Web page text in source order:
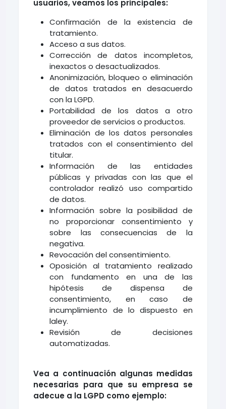
usuarios, veamos los principales:
Confirmación de la existencia de
tratamiento.
Acceso a sus datos.
Corrección de datos incompletos,
inexactos o desactualizados.
Anonimización, bloqueo o eliminación
de datos tratados en desacuerdo
con la LGPD.
Portabilidad de los datos a otro
proveedor de servicios o productos.
Eliminación de los datos personales
tratados con el consentimiento del
titular.
Información de las entidades
públicas y privadas con las que el
controlador realizó uso compartido
de datos.
Información sobre la posibilidad de
no proporcionar consentimiento y
sobre las consecuencias de la
negativa.
Revocación del consentimiento.
Oposición al tratamiento realizado
con fundamento en una de las
hipótesis de dispensa de
consentimiento, en caso de
incumplimiento de lo dispuesto en
laley.
Revisión de decisiones
automatizadas.
Vea a continuación algunas medidas
necesarias para que su empresa se
adecue a la LGPD como ejemplo: